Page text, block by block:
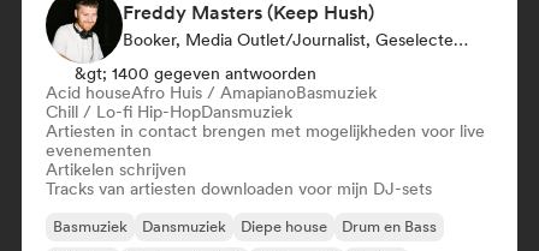
Freddy Masters (Keep Hush)
Booker, Media Outlet/Journalist, Geselecteerde DJ
&gt; 1400 gegeven antwoorden
Acid houseAfro Huis / AmapianoBasmuziek
Chill / Lo-fi Hip-HopDansmuziek
Artiesten in contact brengen met mogelijkheden voor live
evenementen
Artikelen schrijven
Tracks van artiesten downloaden voor mijn DJ-sets
Basmuziek Dansmuziek Diepe house
Drum en Bass